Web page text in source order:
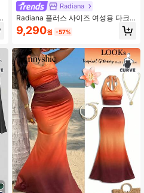
Radiana
Radiana 플러스 사이즈 여성용 다크
퍼플 여름 휴가 시어 메쉬 탑과 매칭
엘라스틱 팬츠 투피스 세트 비대칭 프
핏
9,290원 -57%